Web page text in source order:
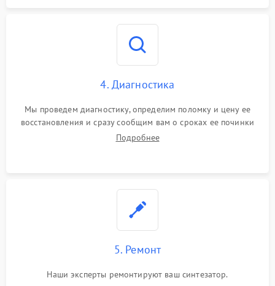
4. Диагностика
Мы проведем диагностику, определим поломку и цену ее
восстановления и сразу сообщим вам о сроках ее починки
Подробнее
5. Ремонт
Наши эксперты ремонтируют ваш синтезатор.